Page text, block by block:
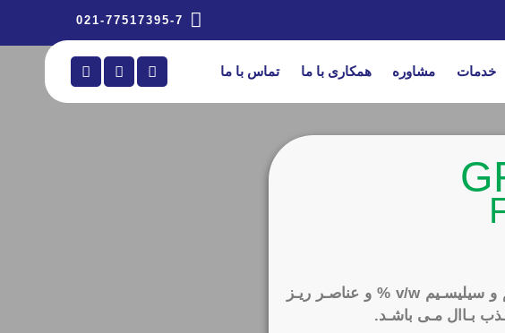
021-77517395-7
خدمات مشاوره همکاری با ما تماس با ما
کـود مایـع قطـره سـبز مختـص خیـار، حـاوی ازت، فسـفر، پتاسـیم و سیلیسـیم v/w % و عناصـر ریـز
بـاال مـی باشـد.